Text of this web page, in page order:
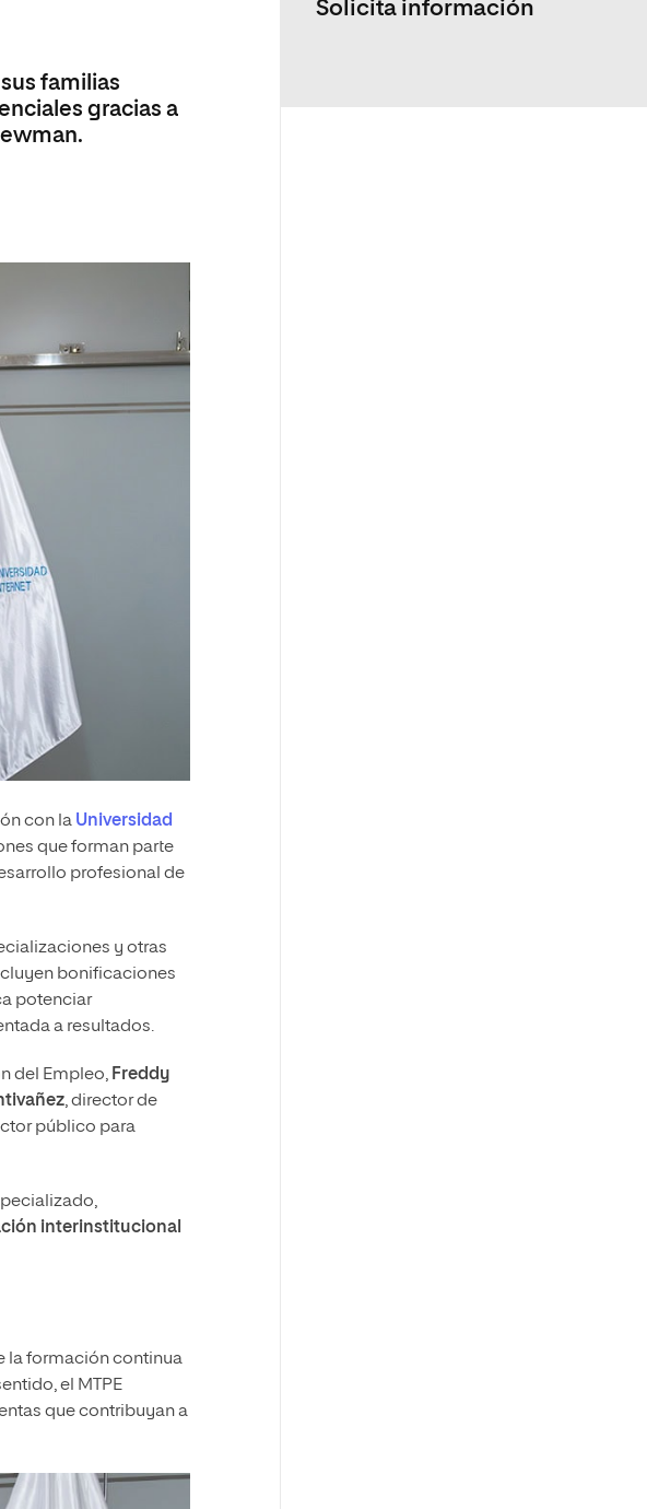
familias
gracias a
con la Universidad
que forman parte
profesional de
y otras
bonificaciones
potenciar
a resultados.
del Empleo, Freddy
, director de
público para
interinstitucional
la formación continua
el MTPE
que contribuyan a
Solicita información